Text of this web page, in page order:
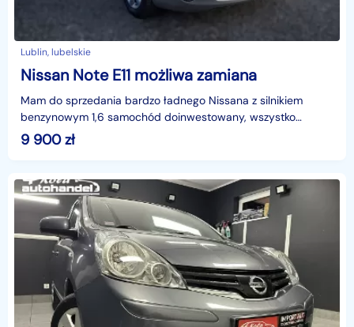
Lublin, lubelskie
Nissan Note E11 możliwa zamiana
Mam do sprzedania bardzo ładnego Nissana z silnikiem
benzynowym 1,6 samochód doinwestowany, wszystko
sprawne nie wymaga wkładu finansowego. Długie opłaty.
Więce
9 900zł